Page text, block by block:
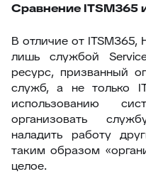
Сравнение ITSM365
В отличие от ITSM365,
лишь службой
ресурс, призванный
служб, а не только
использованию
организовать
наладить работу
таким образом
целое.